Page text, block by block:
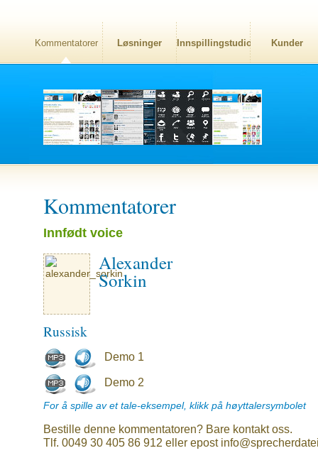
Kommentatorer Løsninger Innspillingstudio Kunder
Kommentatorer
Innfødt voice
Alexander
Sorkin
Russisk
Demo 1
Demo 2
For å spille av et tale-eksempel, klikk på høyttalersymbolet
Bestille denne kommentatoren? Bare kontakt oss.
Tlf. 0049 30 405 86 912 eller epost